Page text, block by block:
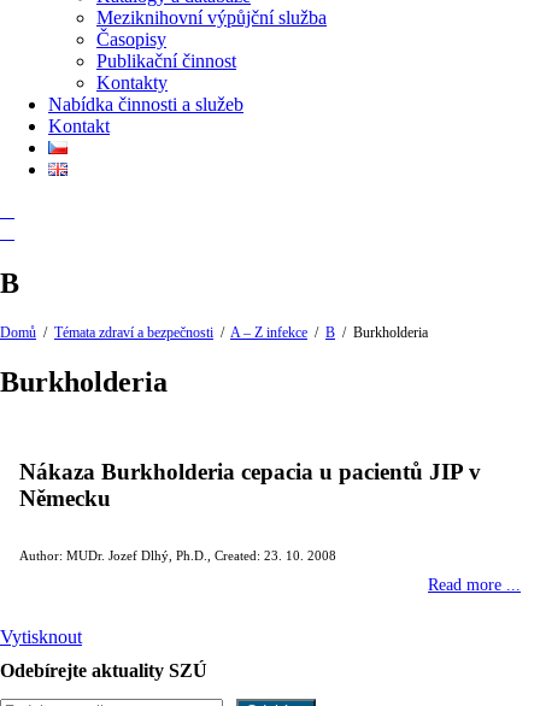
Meziknihovní výpůjční služba
Časopisy
Publikační činnost
Kontakty
Nabídka činnosti a služeb
Kontakt
B
Domů / Témata zdraví a bezpečnosti / A – Z infekce / B / Burkholderia
Burkholderia
Nákaza Burkholderia cepacia u pacientů JIP v
Německu
Author: MUDr. Jozef Dlhý, Ph.D. Created: 23. 10. 2008
Read more ...
Vytisknout
Odebírejte aktuality SZÚ